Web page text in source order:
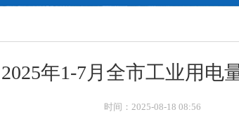
2025年1-7月全市工业用电
时间：2025-08-18 08:56